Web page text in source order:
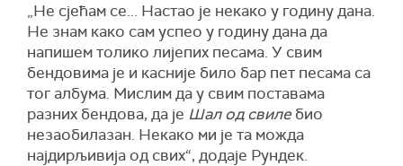
„Не сјећам се... Настао је некако у годину дана.
Не знам како сам успео у годину дана да
напишем толико лијепих песама. У свим
бендовима је и касније било бар пет песама са
тог албума. Мислим да у свим поставама
разних бендова, да је Шал од свилебио
незаобилазан. Некако ми је та можда
најдирљивија од свих“, додаје Рундек.